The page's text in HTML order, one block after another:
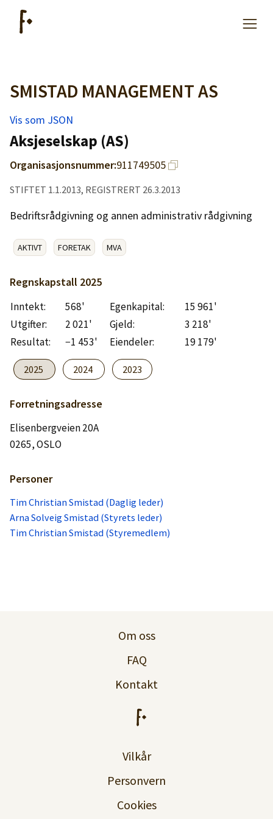
Artikler
Hjelp
Kjøpe lister
Priser
Logg inn
Lag konto
SMISTAD MANAGEMENT AS
Vis som JSON
Aksjeselskap (AS)
Organisasjonsnummer:911749505
STIFTET 1.1.2013, REGISTRERT 26.3.2013
Bedriftsrådgivning og annen administrativ rådgivning
AKTIVT FORETAK MVA
Regnskapstall 2025
Inntekt: 568' Egenkapital:
15 961'
Utgifter:
2 021' Gjeld:
3 218'
Resultat:
−1 453' Eiendeler: 19 179'
2025 2024 2023
Forretningsadresse
Elisenbergveien 20A
0265, OSLO
Personer
Tim Christian Smistad (Daglig leder)
Arna Solveig Smistad (Styrets leder)
Tim Christian Smistad (Styremedlem)
Om oss
FAQ
Kontakt
Vilkår
Personvern
Cookies